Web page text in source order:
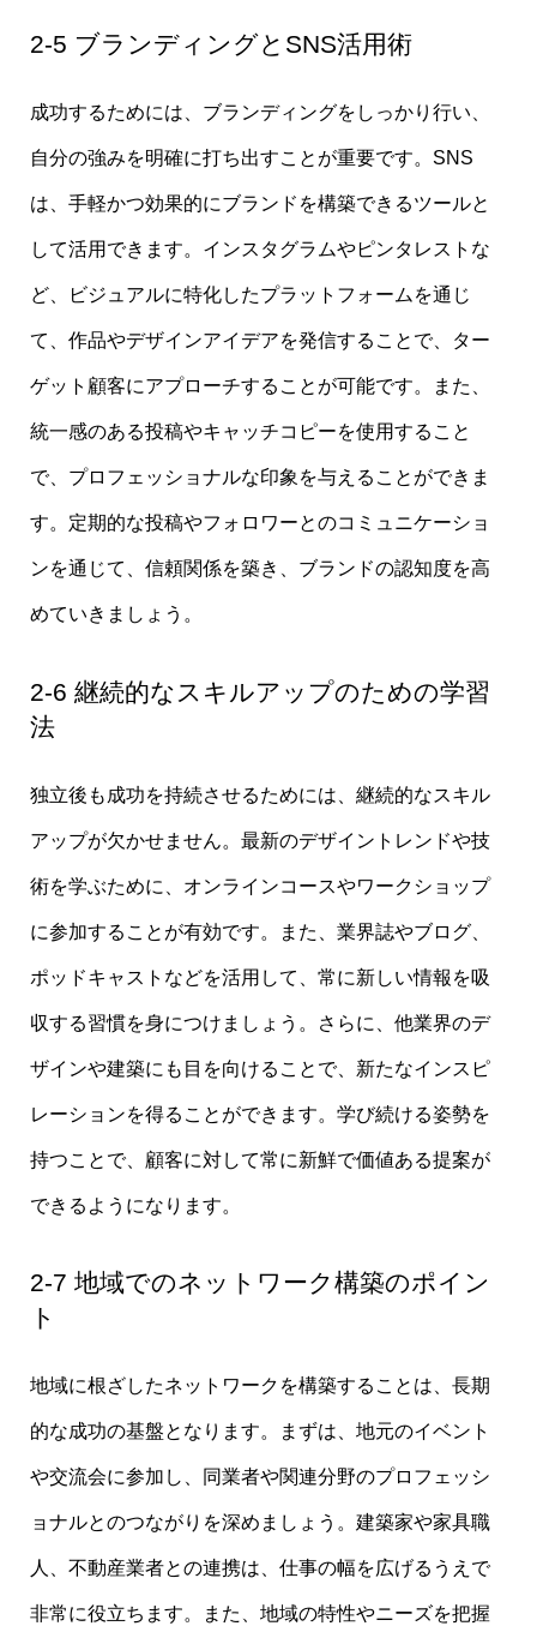
2-5 ブランディングとSNS活用術
成功するためには、ブランディングをしっかり行い、
自分の強みを明確に打ち出すことが重要です。SNS
は、手軽かつ効果的にブランドを構築できるツールと
して活用できます。インスタグラムやピンタレストな
ど、ビジュアルに特化したプラットフォームを通じ
て、作品やデザインアイデアを発信することで、ター
ゲット顧客にアプローチすることが可能です。また、
統一感のある投稿やキャッチコピーを使用すること
で、プロフェッショナルな印象を与えることができま
す。定期的な投稿やフォロワーとのコミュニケーショ
ンを通じて、信頼関係を築き、ブランドの認知度を高
めていきましょう。
2-6 継続的なスキルアップのための学習
法
独立後も成功を持続させるためには、継続的なスキル
アップが欠かせません。最新のデザイントレンドや技
術を学ぶために、オンラインコースやワークショップ
に参加することが有効です。また、業界誌やブログ、
ポッドキャストなどを活用して、常に新しい情報を吸
収する習慣を身につけましょう。さらに、他業界のデ
ザインや建築にも目を向けることで、新たなインスピ
レーションを得ることができます。学び続ける姿勢を
持つことで、顧客に対して常に新鮮で価値ある提案が
できるようになります。
2-7 地域でのネットワーク構築のポイン
ト
地域に根ざしたネットワークを構築することは、長期
的な成功の基盤となります。まずは、地元のイベント
や交流会に参加し、同業者や関連分野のプロフェッシ
ョナルとのつながりを深めましょう。建築家や家具職
人、不動産業者との連携は、仕事の幅を広げるうえで
非常に役立ちます。また、地域の特性やニーズを把握